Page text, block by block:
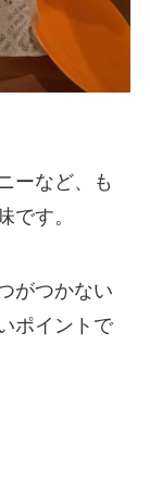
ーなど、も
です。
がつかない
ポイントで